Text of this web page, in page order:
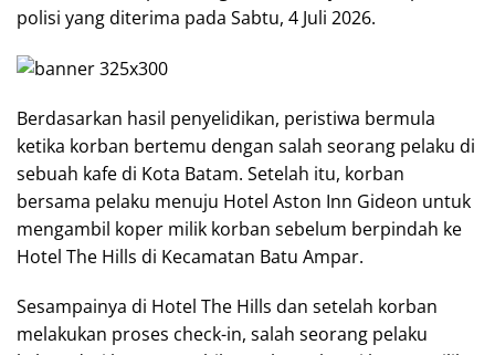
polisi yang diterima pada Sabtu, 4 Juli 2026.
Berdasarkan hasil penyelidikan, peristiwa bermula
ketika korban bertemu dengan salah seorang pelaku di
sebuah kafe di Kota Batam. Setelah itu, korban
bersama pelaku menuju Hotel Aston Inn Gideon untuk
mengambil koper milik korban sebelum berpindah ke
Hotel The Hills di Kecamatan Batu Ampar.
Sesampainya di Hotel The Hills dan setelah korban
melakukan proses check-in, salah seorang pelaku